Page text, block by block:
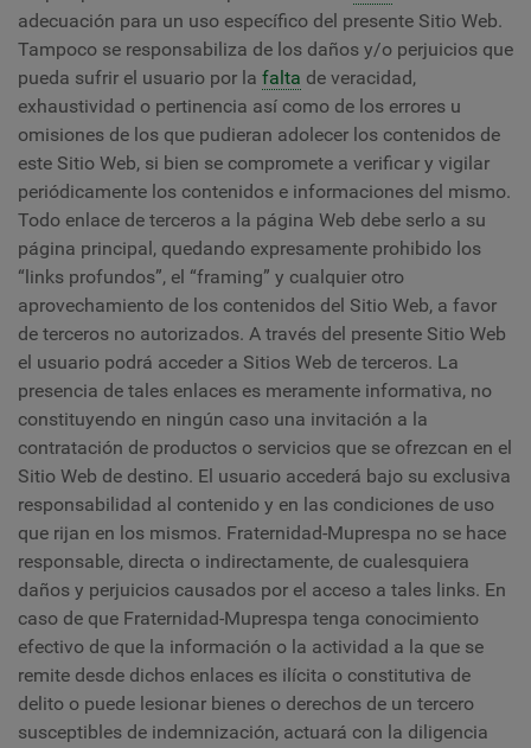
adecuación para un uso específico del presente Sitio Web.
Tampoco se responsabiliza de los daños y/o perjuicios que
pueda sufrir el usuario por la falta de veracidad,
exhaustividad o pertinencia así como de los errores u
omisiones de los que pudieran adolecer los contenidos de
este Sitio Web, si bien se compromete a verificar y vigilar
periódicamente los contenidos e informaciones del mismo.
Todo enlace de terceros a la página Web debe serlo a su
página principal, quedando expresamente prohibido los
“links profundos”, el “framing” y cualquier otro
aprovechamiento de los contenidos del Sitio Web, a favor
de terceros no autorizados. A través del presente Sitio Web
el usuario podrá acceder a Sitios Web de terceros. La
presencia de tales enlaces es meramente informativa, no
constituyendo en ningún caso una invitación a la
contratación de productos o servicios que se ofrezcan en el
Sitio Web de destino. El usuario accederá bajo su exclusiva
responsabilidad al contenido y en las condiciones de uso
que rijan en los mismos. Fraternidad-Muprespa no se hace
responsable, directa o indirectamente, de cualesquiera
daños y perjuicios causados por el acceso a tales links. En
caso de que Fraternidad-Muprespa tenga conocimiento
efectivo de que la información o la actividad a la que se
remite desde dichos enlaces es ilícita o constitutiva de
delito o puede lesionar bienes o derechos de un tercero
susceptibles de indemnización, actuará con la diligencia